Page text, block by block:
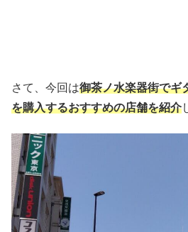
さて、今回は御茶ノ水楽器街でギ
を購入するおすすめの店舗を紹介